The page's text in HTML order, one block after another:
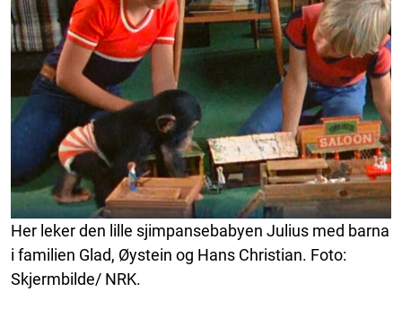
Her leker den lille sjimpansebabyen Julius med barna
i familien Glad, Øystein og Hans Christian. Foto:
Skjermbilde/ NRK.